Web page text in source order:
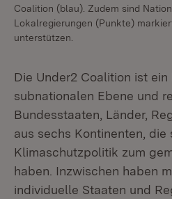
Coalition (blau). Zudem sind
Lokalregierungen (Punkte)
unterstützen.
Die Under2 Coalition ist
subnationalen Ebene und
Bundesstaaten, Länder,
aus sechs Kontinenten, die
Klimaschutzpolitik zum
haben. Inzwischen haben
individuelle Staaten und